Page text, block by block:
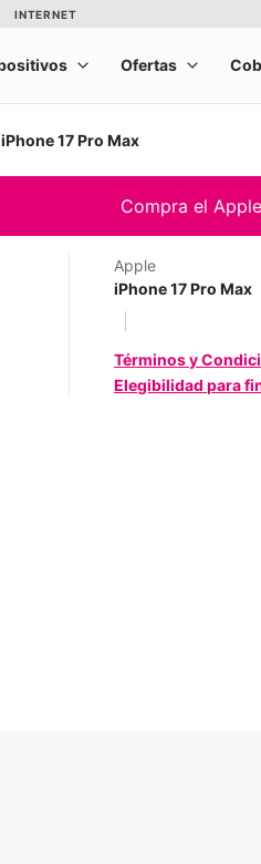
iPhone 17 Pro Max
Compra el
Apple
iPhone 17 Pro Max
Términos y
Elegibilidad para